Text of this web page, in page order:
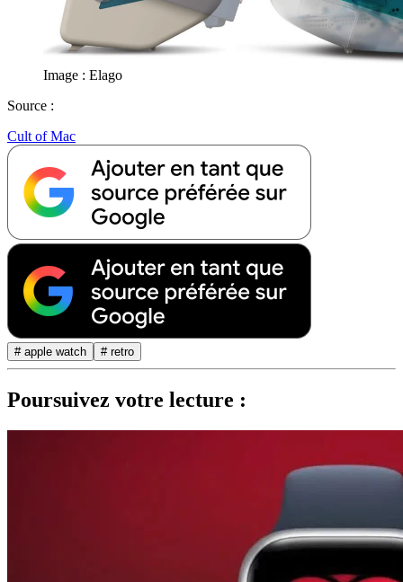
Image : Elago
Source :
Cult of Mac
# apple watch # retro
Poursuivez votre lecture :